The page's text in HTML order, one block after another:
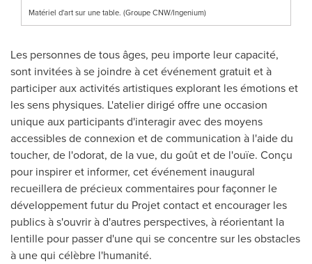
Matériel d'art sur une table. (Groupe CNW/Ingenium)
Les personnes de tous âges, peu importe leur capacité,
sont invitées à se joindre à cet événement gratuit et à
participer aux activités artistiques explorant les émotions et
les sens physiques. L'atelier dirigé offre une occasion
unique aux participants d'interagir avec des moyens
accessibles de connexion et de communication à l'aide du
toucher, de l'odorat, de la vue, du goût et de l'ouïe. Conçu
pour inspirer et informer, cet événement inaugural
recueillera de précieux commentaires pour façonner le
développement futur du Projet contact et encourager les
publics à s'ouvrir à d'autres perspectives, à réorientant la
lentille pour passer d'une qui se concentre sur les obstacles
à une qui célèbre l'humanité.